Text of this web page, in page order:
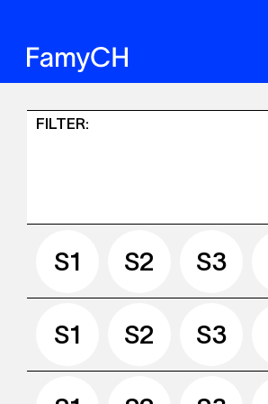
Sinergia
FILTER:
S1 S2 S3
S1 S2 S3
S1 S2 S3